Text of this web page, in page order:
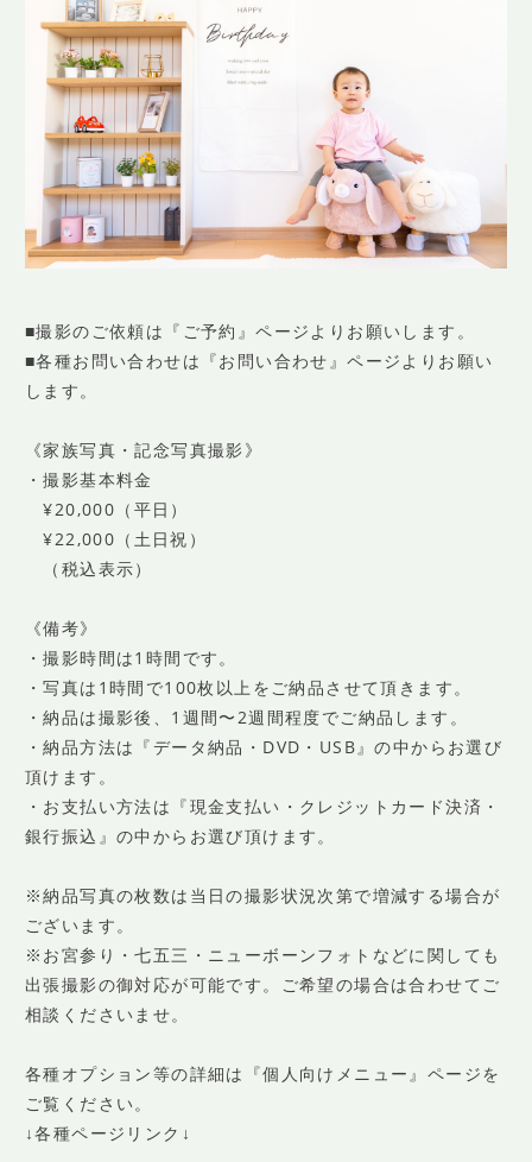
■撮影のご依頼は『ご予約』ページよりお願いします。
■各種お問い合わせは『お問い合わせ』ページよりお願い
します。
《家族写真・記念写真撮影》
・撮影基本料金
¥20,000（平日）
¥22,000（土日祝）
（税込表示）
《備考》
・撮影時間は1時間です。
・写真は1時間で100枚以上をご納品させて頂きます。
・納品は撮影後、1週間〜2週間程度でご納品します。
・納品方法は『データ納品・DVD・USB』の中からお選び
頂けます。
・お支払い方法は『現金支払い・クレジットカード決済・
銀行振込』の中からお選び頂けます。
※納品写真の枚数は当日の撮影状況次第で増減する場合が
ございます。
※お宮参り・七五三・ニューボーンフォトなどに関しても
出張撮影の御対応が可能です。ご希望の場合は合わせてご
相談くださいませ。
各種オプション等の詳細は『個人向けメニュー』ページを
ご覧ください。
↓各種ページリンク↓